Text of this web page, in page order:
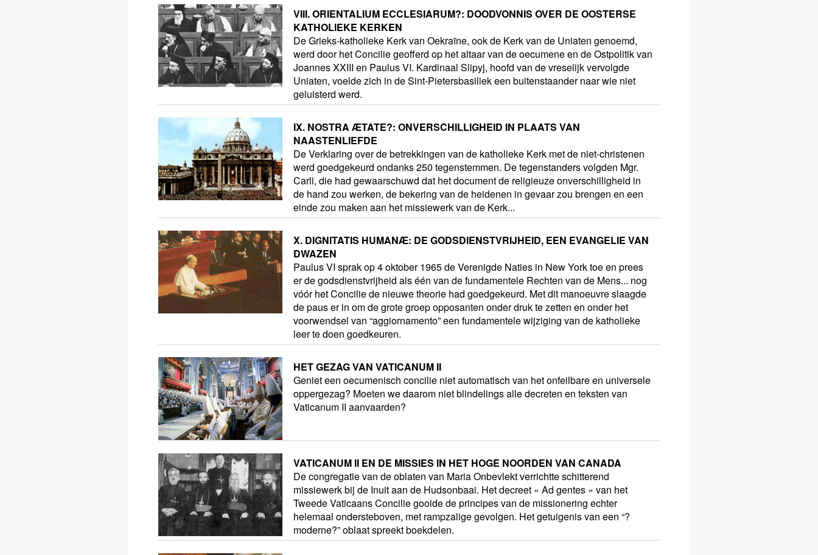
VIII. ORIENTALIUM ECCLESIARUM?: DOODVONNIS OVER DE OOSTERSE
KATHOLIEKE KERKEN
De Grieks-katholieke Kerk van Oekraïne, ook de Kerk van de Uniaten genoemd,
werd door het Concilie geofferd op het altaar van de oecumene en de Ostpolitik van
Joannes XXIII en Paulus VI. Kardinaal Slipyj, hoofd van de vreselijk vervolgde
Uniaten, voelde zich in de Sint-Pietersbasiliek een buitenstaander naar wie niet
geluisterd werd.
IX. NOSTRA ÆTATE?: ONVERSCHILLIGHEID IN PLAATS VAN
NAASTENLIEFDE
De Verklaring over de betrekkingen van de katholieke Kerk met de niet-christenen
werd goedgekeurd ondanks 250 tegenstemmen. De tegenstanders volgden Mgr.
Carli, die had gewaarschuwd dat het document de religieuze onverschilligheid in
de hand zou werken, de bekering van de heidenen in gevaar zou brengen en een
einde zou maken aan het missiewerk van de Kerk...
X. DIGNITATIS HUMANÆ: DE GODSDIENSTVRIJHEID, EEN EVANGELIE VAN
DWAZEN
Paulus VI sprak op 4 oktober 1965 de Verenigde Naties in New York toe en prees
er de godsdienstvrijheid als één van de fundamentele Rechten van de Mens... nog
vóór het Concilie de nieuwe theorie had goedgekeurd. Met dit manoeuvre slaagde
de paus er in om de grote groep opposanten onder druk te zetten en onder het
voorwendsel van “aggiornamento” een fundamentele wijziging van de katholieke
leer te doen goedkeuren.
HET GEZAG VAN VATICANUM II
Geniet een oecumenisch concilie niet automatisch van het onfeilbare en universele
oppergezag? Moeten we daarom niet blindelings alle decreten en teksten van
Vaticanum II aanvaarden?
VATICANUM II EN DE MISSIES IN HET HOGE NOORDEN VAN CANADA
De congregatie van de oblaten van Maria Onbevlekt verrichtte schitterend
missiewerk bij de Inuit aan de Hudsonbaai. Het decreet « Ad gentes » van het
Tweede Vaticaans Concilie gooide de principes van de missionering echter
helemaal ondersteboven, met rampzalige gevolgen. Het getuigenis van een “?
moderne?” oblaat spreekt boekdelen.